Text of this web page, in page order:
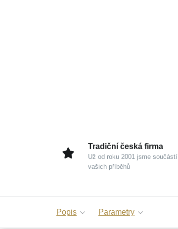
Tradiční česká firma
Už od roku 2001 jsme součástí
vašich příběhů
Popis Parametry